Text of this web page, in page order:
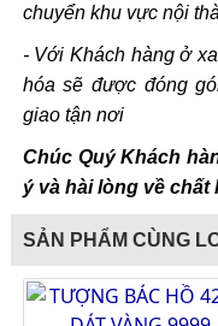
chuyển khu vực nội
- Với Khách hàng ở
hóa sẽ được đóng
giao tận nơi
Chúc Quý Khách
ý và hài lòng về chất
SẢN PHẨM CÙNG